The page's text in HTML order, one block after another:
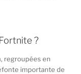
?
regroupées en
importante de